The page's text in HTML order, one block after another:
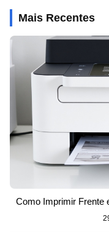
Mais Recentes
Como Imprimir Frente